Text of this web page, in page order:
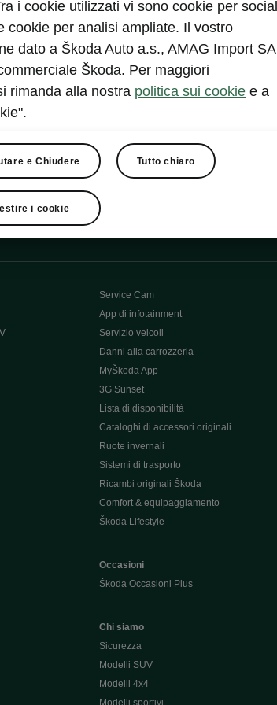
Service Cam
App di infotainment
Servizio veicoli
Danni alla carrozzeria
MyŠkoda App
3G Sunset
Lista di disponibilità
Cataloghi di accessori originali
Ruote invernali
Sistemi di trasporto
Ricambi originali Škoda
Comfort & equipaggiamento
Škoda Lifestyle
Occasioni
Škoda Occasioni Plus
Chi siamo
Sicurezza
Modelli SUV
Modelli 4x4
Modelli sportivi
i cookie utilizzati vi sono cookie per social
cookie per analisi ampliate. Il vostro
dato a Škoda Auto a.s., AMAG Import SA
Škoda. Per maggiori
rimanda alla nostra politica sui cookie e a
e Chiudere Tutto chiaro
i cookie